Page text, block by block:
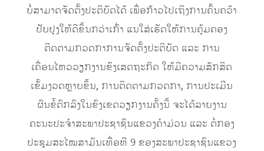
ບໍ່ສາມາດຈັດຕັ້ງປະຕິບັດໄດ້ ເພື່ອກ້າວໄປເຖິງການຄົ້ນຄວ້າ
ປັບປຸງໃຫ້ດີຂຶ້ນກວ່າເກົ່າ ແນໃສ່ເຮັດໃຫ້ການຄຸ້ມຄອງ
ຕິດຕາມກວດກາການຈັດຕັ້ງປະຕິບັດ ແລະ ການ
ເຄື່ອນໄຫວວຽກງານຂົງເສດຖະກິດ ໃຫ້ມີຄວາມສັກສິດ
ເຂັ້ມງວດຫຼາຍຂຶ້ນ, ການຕິດຕາມກວດກາ, ການປະເມີນ
ຜົນຂໍ້ຕົກລົງໃນຂົງເຂດວຽກງານຄັ້ງນີ້ ຈະໄດ້ລາຍງານ
ຄະນະປະຈໍາສະພາປະຊາຊົນແຂວງຄໍາມ່ວນ ແລະ ຕໍ່ກອງ
ປະຊຸມສະໄໝສາມັນເທື່ອທີ 9 ຂອງສະພາປະຊາຊົນແຂວງ